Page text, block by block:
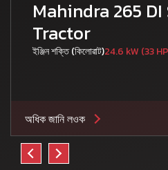
Mahindra 265 DI
Tractor
ইঞ্জিন শক্তি (কিলোৱাট)24.6 kW (33
অধিক জানি লওক